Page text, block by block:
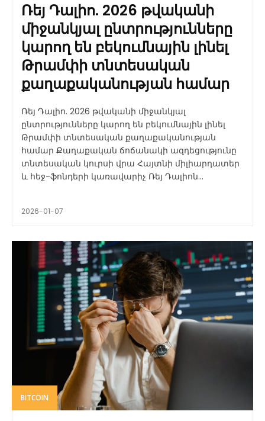
Ռեյ Դալիո. 2026 թվականի
միջանկյալ ընտրությունները
կարող են բեկումնային լինել
Թրամփի տնտեսական
քաղաքականության համար
Ռեյ Դալիո. 2026 թվականի միջանկյալ
ընտրությունները կարող են բեկումնային լինել
Թրամփի տնտեսական քաղաքականության
համար Քաղաքական ճոճանակի ազդեցությունը
տնտեսական կուրսի վրա Հայտնի միլիարդատեր
և հեջ-ֆոնդերի կառավարիչ Ռեյ Դալիոն...
2026-01-07
BITCOIN